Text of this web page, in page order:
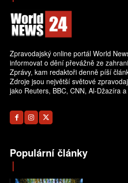
Zpravodajský online portál World
informovat o dění převážně ze
Zprávy, kam redaktoři denně píší
Zdroje jsou největší světové
jako Reuters, BBC, CNN, Al-Džazíra
Populární články